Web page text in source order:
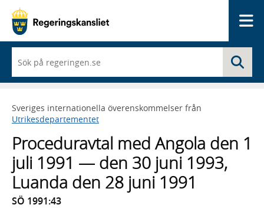
du
börjar
skriva
framträder
en
med
sökförslag
Sveriges internationella överenskommelser från
Utrikesdepartementet
Proceduravtal med Angola den 1
juli 1991 — den 30 juni 1993,
Luanda den 28 juni 1991
SÖ 1991:43